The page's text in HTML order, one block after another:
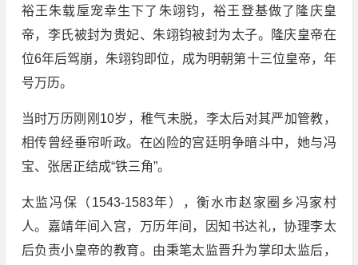
裕王朱载垕宠幸生下了朱翊钧，裕王登基做了隆庆皇
帝，李氏被封为贵妃、朱翊钧被封为太子。隆庆皇帝在
位6年后驾崩，朱翊钧即位，成为明朝第十三位皇帝，年
号万历。
当时万历刚刚10岁，稚气未脱，李太后对其严加管教，
相传曾经垂帘听政。在凶险的宫廷明争暗斗中，她与冯
宝、张居正结成“铁三角”。
太监冯保（1543-1583年），衡水市赵家圈乡冯家村
人。嘉靖年间入宫，万历年间，因知书达礼，协理李太
后负责小皇帝的教育。由秉笔太监晋升为掌印太监后，